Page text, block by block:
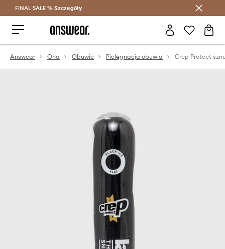
Oszczędzaj z Answear Club >
FINAL SALE % Szczegóły
Answear Ona Obuwie Pielęgnacja obuwia Crep Protect